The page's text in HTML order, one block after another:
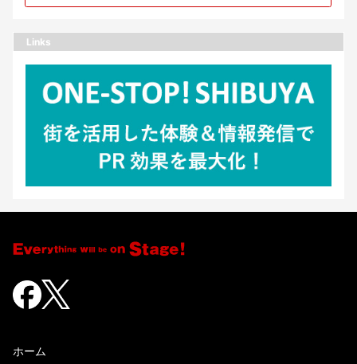
Links
ホーム